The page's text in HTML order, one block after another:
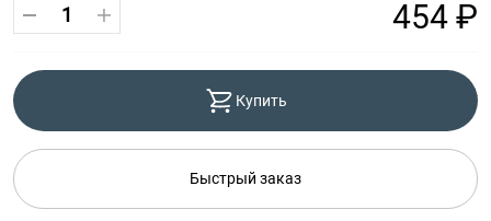
454 ₽
Купить
Быстрый заказ